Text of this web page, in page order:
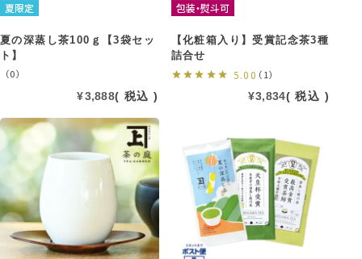
夏限定
夏の深蒸し茶100ｇ【3袋セッ
ト】
（0）
¥3,888 税込
包装・熨斗可
【化粧箱入り】受賞記念茶3種
詰合せ
5.00 （1）
¥3,834 税込